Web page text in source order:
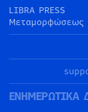
LIBRA PRESS
Μεταμορφώσεως
ΕΝΗΜΕΡΩΤΙΚΑ